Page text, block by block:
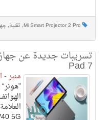
Mi Smart Projector 2 Pro
, تقنية,
Pad 7
منبر -